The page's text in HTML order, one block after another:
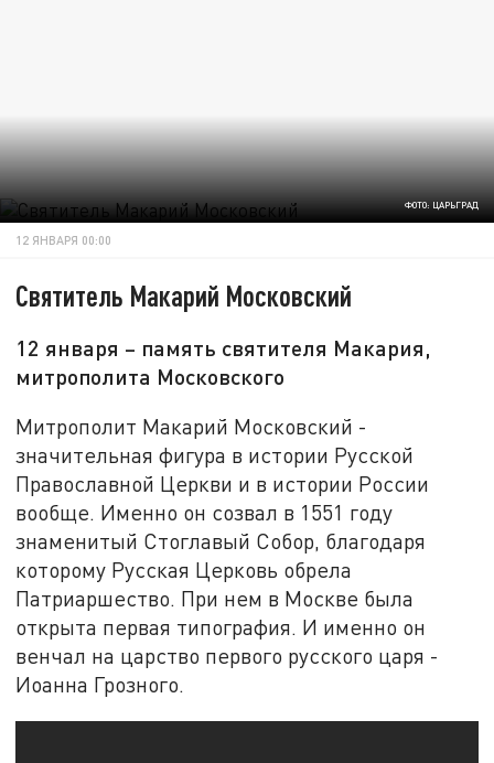
ФОТО: ЦАРЬГРАД
12 ЯНВАРЯ 00:00
Святитель Макарий Московский
12 января – память святителя Макария,
митрополита Московского
Митрополит Макарий Московский -
значительная фигура в истории Русской
Православной Церкви и в истории России
вообще. Именно он созвал в 1551 году
знаменитый Стоглавый Собор, благодаря
которому Русская Церковь обрела
Патриаршество. При нем в Москве была
открыта первая типография. И именно он
венчал на царство первого русского царя -
Иоанна Грозного.